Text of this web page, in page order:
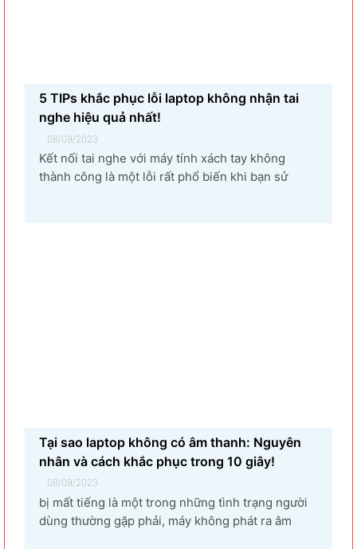
5 TIPs khắc phục lỗi laptop không nhận tai
nghe hiệu quả nhất!
08/09/2023
Kết nối tai nghe với máy tính xách tay không
thành công là một lỗi rất phổ biến khi bạn sử
Tại sao laptop không có âm thanh: Nguyên
nhân và cách khắc phục trong 10 giây!
08/09/2023
bị mất tiếng là một trong những tình trạng người
dùng thường gặp phải, máy không phát ra âm